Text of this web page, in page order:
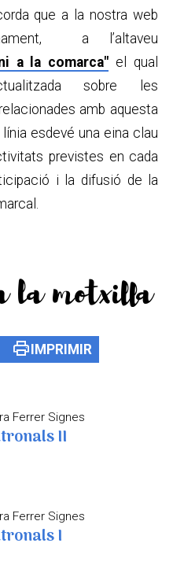
que a la nostra web
a l’altaveu
a la comarca" el qual
sobre les
amb aquesta
esdevé una eina clau
previstes en cada
i la difusió de la
la motxilla
print IMPRIMIR
Ferrer Signes
II
Ferrer Signes
I